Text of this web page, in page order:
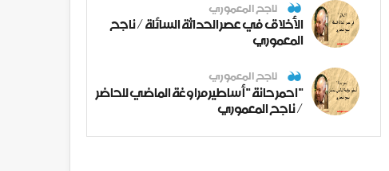
ناجح المعموري
الأخلاق في عصر الحداثة السائلة / ناجح
المعموري
ناجح المعموري
" احمر حانة " أساطير مراوغة الماضي للحاضر
/ ناجح المعموري